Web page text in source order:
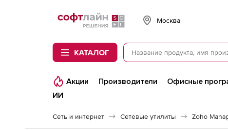
Softline
Москва
КАТАЛОГ
Акции Производители Офисные
ИИ
Сеть и интернет Сетевые утилиты Zoho